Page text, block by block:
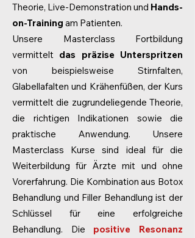
Theorie, Live-Demonstration und Hands-
on-Training am Patienten.
Unsere Masterclass Fortbildung
vermittelt das präzise Unterspritzen
von beispielsweise Stirnfalten,
Glabellafalten und Krähenfüßen, der Kurs
vermittelt die zugrundeliegende Theorie,
die richtigen Indikationen sowie die
praktische Anwendung. Unsere
Masterclass Kurse sind ideal für die
Weiterbildung für Ärzte mit und ohne
Vorerfahrung. Die Kombination aus Botox
Behandlung und Filler Behandlung ist der
Schlüssel für eine erfolgreiche
Behandlung. Die positive Resonanz